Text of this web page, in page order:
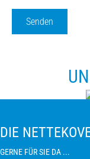
DIE
GERNE FÜR SIE DA ...